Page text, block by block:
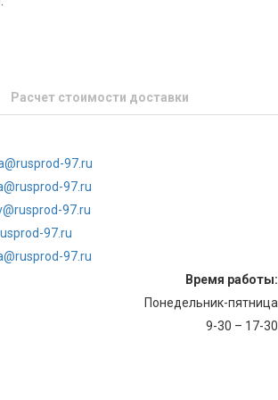
Расчет стоимости доставки
97.ru
97.ru
97.ru
97.ru
97.ru
Время работы:
Понедельник-пятница
9-30 – 17-30